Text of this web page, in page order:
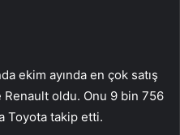
ekim ayında en çok satış
Renault oldu. Onu 9 bin 756
Toyota takip etti.